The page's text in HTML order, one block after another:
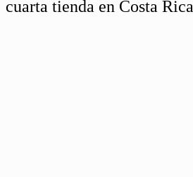
cuarta tienda en Costa Rica